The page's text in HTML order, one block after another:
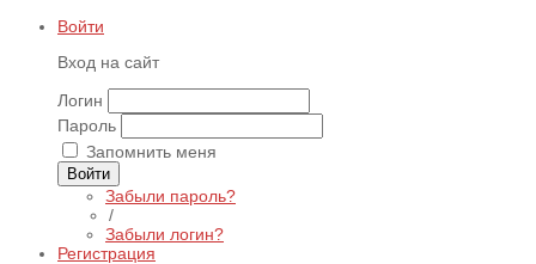
Войти
Вход на сайт
Логин
Пароль
Запомнить меня
Войти
Забыли пароль?
/
Забыли логин?
Регистрация